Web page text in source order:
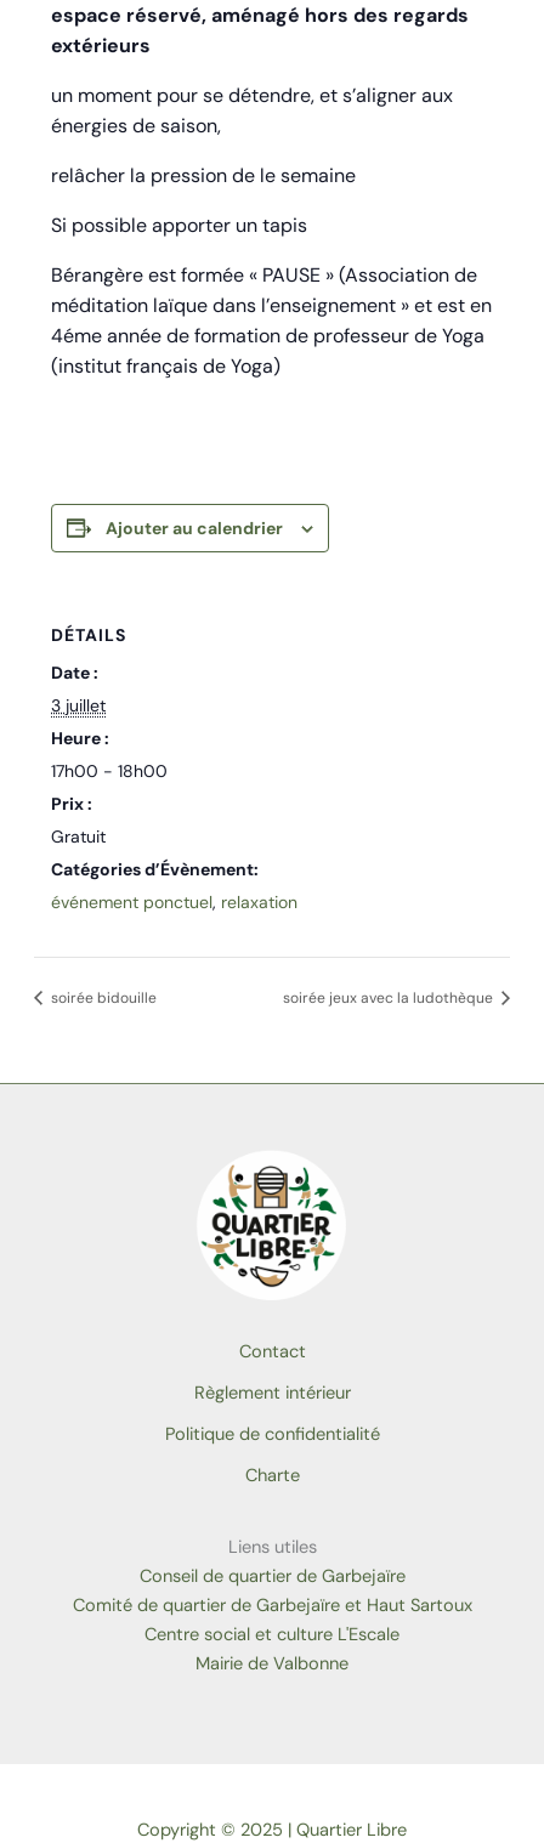
espace réservé, aménagé hors des regards
extérieurs
un moment pour se détendre, et s’aligner aux
énergies de saison,
relâcher la pression de le semaine
Si possible apporter un tapis
Bérangère est formée « PAUSE » (Association de
méditation laïque dans l’enseignement » et est en
4éme année de formation de professeur de Yoga
(institut français de Yoga)
Ajouter au calendrier
DÉTAILS
Date :
3 juillet
Heure :
17h00 - 18h00
Prix :
Gratuit
Catégories d’Évènement:
événement ponctuel, relaxation
soirée bidouille soirée jeux avec la ludothèque
Contact
Règlement intérieur
Politique de confidentialité
Charte
Liens utiles
Conseil de quartier de Garbejaïre
Comité de quartier de Garbejaïre et Haut Sartoux
Centre social et culture L'Escale
Mairie de Valbonne
Copyright © 2025 | Quartier Libre